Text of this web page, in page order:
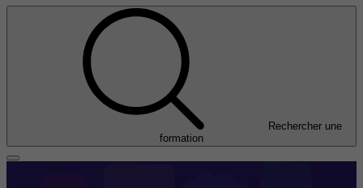
Rechercher une
formation